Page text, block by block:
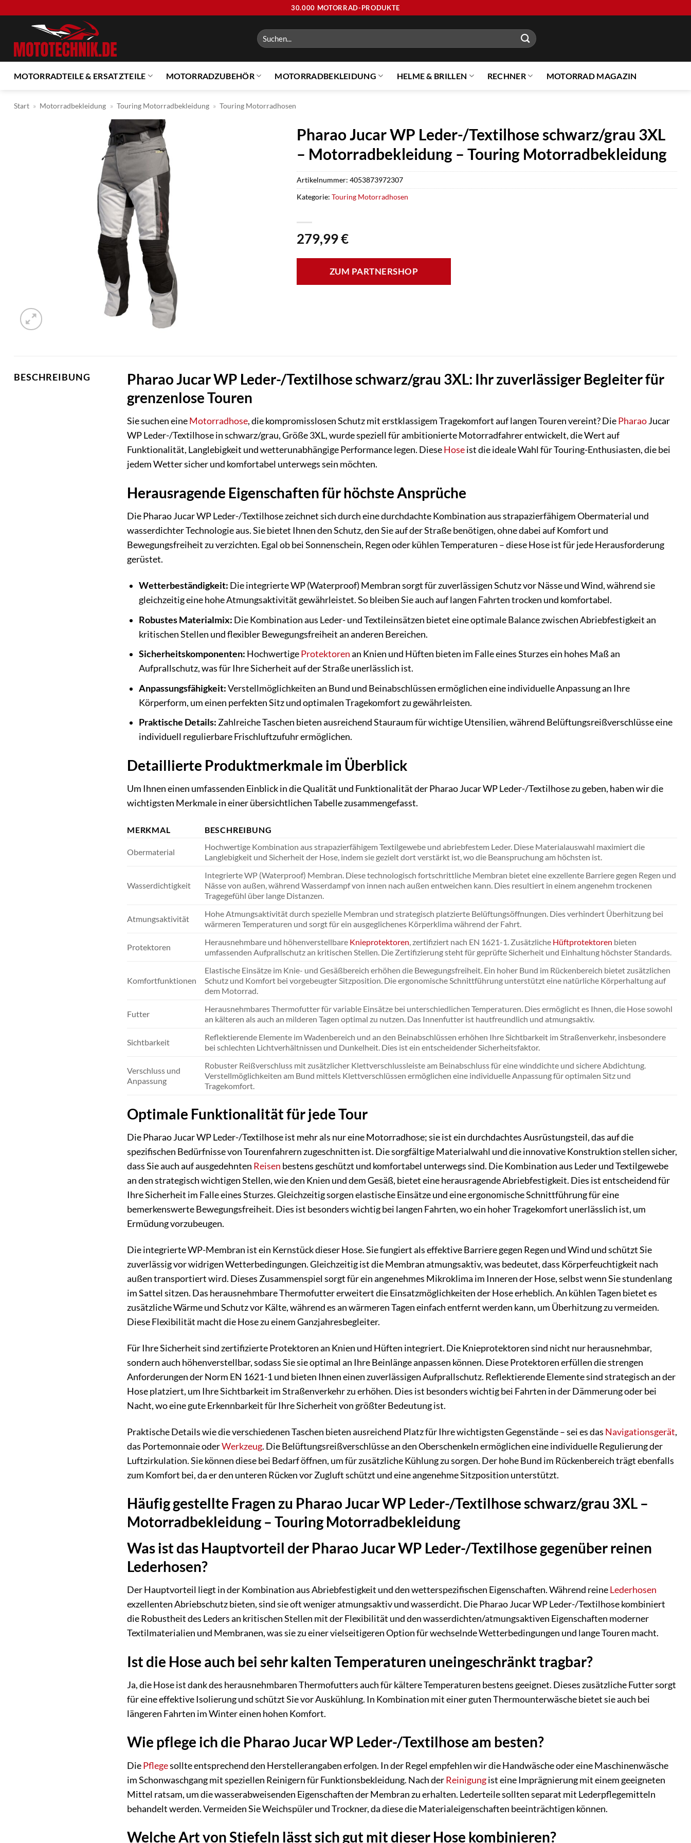
30.000 MOTORRAD-PRODUKTE
Suchen
nach:
MOTORRADTEILE & ERSATZTEILE MOTORRADZUBEHÖR MOTORRADBEKLEIDUNG HELME & BRILLEN RECHNER MOTORRAD MAGAZIN
Start » Motorradbekleidung » Touring Motorradbekleidung » Touring Motorradhosen
Pharao Jucar WP Leder-/Textilhose schwarz/grau 3XL
– Motorradbekleidung – Touring Motorradbekleidung
279,99€
ZUM PARTNERSHOP
Artikelnummer: 4053873972307
Kategorie: Touring Motorradhosen
BESCHREIBUNG
Pharao Jucar WP Leder-/Textilhose schwarz/grau 3XL: Ihr zuverlässiger Begleiter für
grenzenlose Touren
Sie suchen eineMotorradhose, die kompromisslosen Schutz mit erstklassigem Tragekomfort auf langen Touren vereint? DiePharaoJucar
WP Leder-/Textilhose in schwarz/grau, Größe 3XL, wurde speziell für ambitionierte Motorradfahrer entwickelt, die Wert auf
Funktionalität, Langlebigkeit und wetterunabhängige Performance legen. DieseHoseist die ideale Wahl für Touring-Enthusiasten, die bei
jedem Wetter sicher und komfortabel unterwegs sein möchten.
Herausragende Eigenschaften für höchste Ansprüche
Die Pharao Jucar WP Leder-/Textilhose zeichnet sich durch eine durchdachte Kombination aus strapazierfähigem Obermaterial und
wasserdichter Technologie aus. Sie bietet Ihnen den Schutz, den Sie auf der Straße benötigen, ohne dabei auf Komfort und
Bewegungsfreiheit zu verzichten. Egal ob bei Sonnenschein, Regen oder kühlen Temperaturen – diese Hose ist für jede Herausforderung
gerüstet.
Wetterbeständigkeit: Die integrierte WP (Waterproof) Membran sorgt für zuverlässigen Schutz vor Nässe und Wind, während sie
gleichzeitig eine hohe Atmungsaktivität gewährleistet. So bleiben Sie auch auf langen Fahrten trocken und komfortabel.
Robustes Materialmix: Die Kombination aus Leder- und Textileinsätzen bietet eine optimale Balance zwischen Abriebfestigkeit an
kritischen Stellen und flexibler Bewegungsfreiheit an anderen Bereichen.
Sicherheitskomponenten: HochwertigeProtektorenan Knien und Hüften bieten im Falle eines Sturzes ein hohes Maß an
Aufprallschutz, was für Ihre Sicherheit auf der Straße unerlässlich ist.
Anpassungsfähigkeit:Verstellmöglichkeiten an Bund und Beinabschlüssen ermöglichen eine individuelle Anpassung an Ihre
Körperform, um einen perfekten Sitz und optimalen Tragekomfort zu gewährleisten.
Praktische Details:Zahlreiche Taschen bieten ausreichend Stauraum für wichtige Utensilien, während Belüftungsreißverschlüsse eine
individuell regulierbare Frischluftzufuhr ermöglichen.
Detaillierte Produktmerkmale im Überblick
Um Ihnen einen umfassenden Einblick in die Qualität und Funktionalität der Pharao Jucar WP Leder-/Textilhose zu geben, haben wir die
wichtigsten Merkmale in einer übersichtlichen Tabelle zusammengefasst.
MERKMAL BESCHREIBUNG
Obermaterial
Hochwertige Kombination aus strapazierfähigem Textilgewebe und abriebfestem Leder. Diese Materialauswahl maximiert die
Langlebigkeit und Sicherheit der Hose, indem sie gezielt dort verstärkt ist, wo die Beanspruchung am höchsten ist.
Wasserdichtigkeit
Integrierte WP (Waterproof) Membran. Diese technologisch fortschrittliche Membran bietet eine exzellente Barriere gegen Regen und
Nässe von außen, während Wasserdampf von innen nach außen entweichen kann. Dies resultiert in einem angenehm trockenen
Tragegefühl über lange Distanzen.
Atmungsaktivität
Hohe Atmungsaktivität durch spezielle Membran und strategisch platzierte Belüftungsöffnungen. Dies verhindert Überhitzung bei
wärmeren Temperaturen und sorgt für ein ausgeglichenes Körperklima während der Fahrt.
Protektoren
Herausnehmbare und höhenverstellbare Knieprotektoren, zertifiziert nach EN 1621-1. Zusätzliche Hüftprotektoren bieten
umfassenden Aufprallschutz an kritischen Stellen. Die Zertifizierung steht für geprüfte Sicherheit und Einhaltung höchster Standards.
Komfortfunktionen
Elastische Einsätze im Knie- und Gesäßbereich erhöhen die Bewegungsfreiheit. Ein hoher Bund im Rückenbereich bietet zusätzlichen
Schutz und Komfort bei vorgebeugter Sitzposition. Die ergonomische Schnittführung unterstützt eine natürliche Körperhaltung auf
dem Motorrad.
Futter
Herausnehmbares Thermofutter für variable Einsätze bei unterschiedlichen Temperaturen. Dies ermöglicht es Ihnen, die Hose sowohl
an kälteren als auch an milderen Tagen optimal zu nutzen. Das Innenfutter ist hautfreundlich und atmungsaktiv.
Sichtbarkeit
Reflektierende Elemente im Wadenbereich und an den Beinabschlüssen erhöhen Ihre Sichtbarkeit im Straßenverkehr, insbesondere
bei schlechten Lichtverhältnissen und Dunkelheit. Dies ist ein entscheidender Sicherheitsfaktor.
Verschluss und
Anpassung
Robuster Reißverschluss mit zusätzlicher Klettverschlussleiste am Beinabschluss für eine winddichte und sichere Abdichtung.
Verstellmöglichkeiten am Bund mittels Klettverschlüssen ermöglichen eine individuelle Anpassung für optimalen Sitz und
Tragekomfort.
Optimale Funktionalität für jede Tour
Die Pharao Jucar WP Leder-/Textilhose ist mehr als nur eine Motorradhose; sie ist ein durchdachtes Ausrüstungsteil, das auf die
spezifischen Bedürfnisse von Tourenfahrern zugeschnitten ist. Die sorgfältige Materialwahl und die innovative Konstruktion stellen sicher,
dass Sie auch auf ausgedehnten Reisen bestens geschützt und komfortabel unterwegs sind. Die Kombination aus Leder und Textilgewebe
an den strategisch wichtigen Stellen, wie den Knien und dem Gesäß, bietet eine herausragende Abriebfestigkeit. Dies ist entscheidend für
Ihre Sicherheit im Falle eines Sturzes. Gleichzeitig sorgen elastische Einsätze und eine ergonomische Schnittführung für eine
bemerkenswerte Bewegungsfreiheit. Dies ist besonders wichtig bei langen Fahrten, wo ein hoher Tragekomfort unerlässlich ist, um
Ermüdung vorzubeugen.
Die integrierte WP-Membran ist ein Kernstück dieser Hose. Sie fungiert als effektive Barriere gegen Regen und Wind und schützt Sie
zuverlässig vor widrigen Wetterbedingungen. Gleichzeitig ist die Membran atmungsaktiv, was bedeutet, dass Körperfeuchtigkeit nach
außen transportiert wird. Dieses Zusammenspiel sorgt für ein angenehmes Mikroklima im Inneren der Hose, selbst wenn Sie stundenlang
im Sattel sitzen. Das herausnehmbare Thermofutter erweitert die Einsatzmöglichkeiten der Hose erheblich. An kühlen Tagen bietet es
zusätzliche Wärme und Schutz vor Kälte, während es an wärmeren Tagen einfach entfernt werden kann, um Überhitzung zu vermeiden.
Diese Flexibilität macht die Hose zu einem Ganzjahresbegleiter.
Für Ihre Sicherheit sind zertifizierte Protektoren an Knien und Hüften integriert. Die Knieprotektoren sind nicht nur herausnehmbar,
sondern auch höhenverstellbar, sodass Sie sie optimal an Ihre Beinlänge anpassen können. Diese Protektoren erfüllen die strengen
Anforderungen der Norm EN 1621-1 und bieten Ihnen einen zuverlässigen Aufprallschutz. Reflektierende Elemente sind strategisch an der
Hose platziert, um Ihre Sichtbarkeit im Straßenverkehr zu erhöhen. Dies ist besonders wichtig bei Fahrten in der Dämmerung oder bei
Nacht, wo eine gute Erkennbarkeit für Ihre Sicherheit von größter Bedeutung ist.
Praktische Details wie die verschiedenen Taschen bieten ausreichend Platz für Ihre wichtigsten Gegenstände – sei es das Navigationsgerät,
das Portemonnaie oderWerkzeug. Die Belüftungsreißverschlüsse an den Oberschenkeln ermöglichen eine individuelle Regulierung der
Luftzirkulation. Sie können diese bei Bedarf öffnen, um für zusätzliche Kühlung zu sorgen. Der hohe Bund im Rückenbereich trägt ebenfalls
zum Komfort bei, da er den unteren Rücken vor Zugluft schützt und eine angenehme Sitzposition unterstützt.
Häufig gestellte Fragen zu Pharao Jucar WP Leder-/Textilhose schwarz/grau 3XL –
Motorradbekleidung – Touring Motorradbekleidung
Was ist das Hauptvorteil der Pharao Jucar WP Leder-/Textilhose gegenüber reinen
Lederhosen?
Der Hauptvorteil liegt in der Kombination aus Abriebfestigkeit und den wetterspezifischen Eigenschaften. Während reineLederhosen
exzellenten Abriebschutz bieten, sind sie oft weniger atmungsaktiv und wasserdicht. Die Pharao Jucar WP Leder-/Textilhose kombiniert
die Robustheit des Leders an kritischen Stellen mit der Flexibilität und den wasserdichten/atmungsaktiven Eigenschaften moderner
Textilmaterialien und Membranen, was sie zu einer vielseitigeren Option für wechselnde Wetterbedingungen und lange Touren macht.
Ist die Hose auch bei sehr kalten Temperaturen uneingeschränkt tragbar?
Ja, die Hose ist dank des herausnehmbaren Thermofutters auch für kältere Temperaturen bestens geeignet. Dieses zusätzliche Futter sorgt
für eine effektive Isolierung und schützt Sie vor Auskühlung. In Kombination mit einer guten Thermounterwäsche bietet sie auch bei
längeren Fahrten im Winter einen hohen Komfort.
Wie pflege ich die Pharao Jucar WP Leder-/Textilhose am besten?
DiePflegesollte entsprechend den Herstellerangaben erfolgen. In der Regel empfehlen wir die Handwäsche oder eine Maschinenwäsche
im Schonwaschgang mit speziellen Reinigern für Funktionsbekleidung. Nach derReinigungist eine Imprägnierung mit einem geeigneten
Mittel ratsam, um die wasserabweisenden Eigenschaften der Membran zu erhalten. Lederteile sollten separat mit Lederpflegemitteln
behandelt werden. Vermeiden Sie Weichspüler und Trockner, da diese die Materialeigenschaften beeinträchtigen können.
Welche Art von Stiefeln lässt sich gut mit dieser Hose kombinieren?